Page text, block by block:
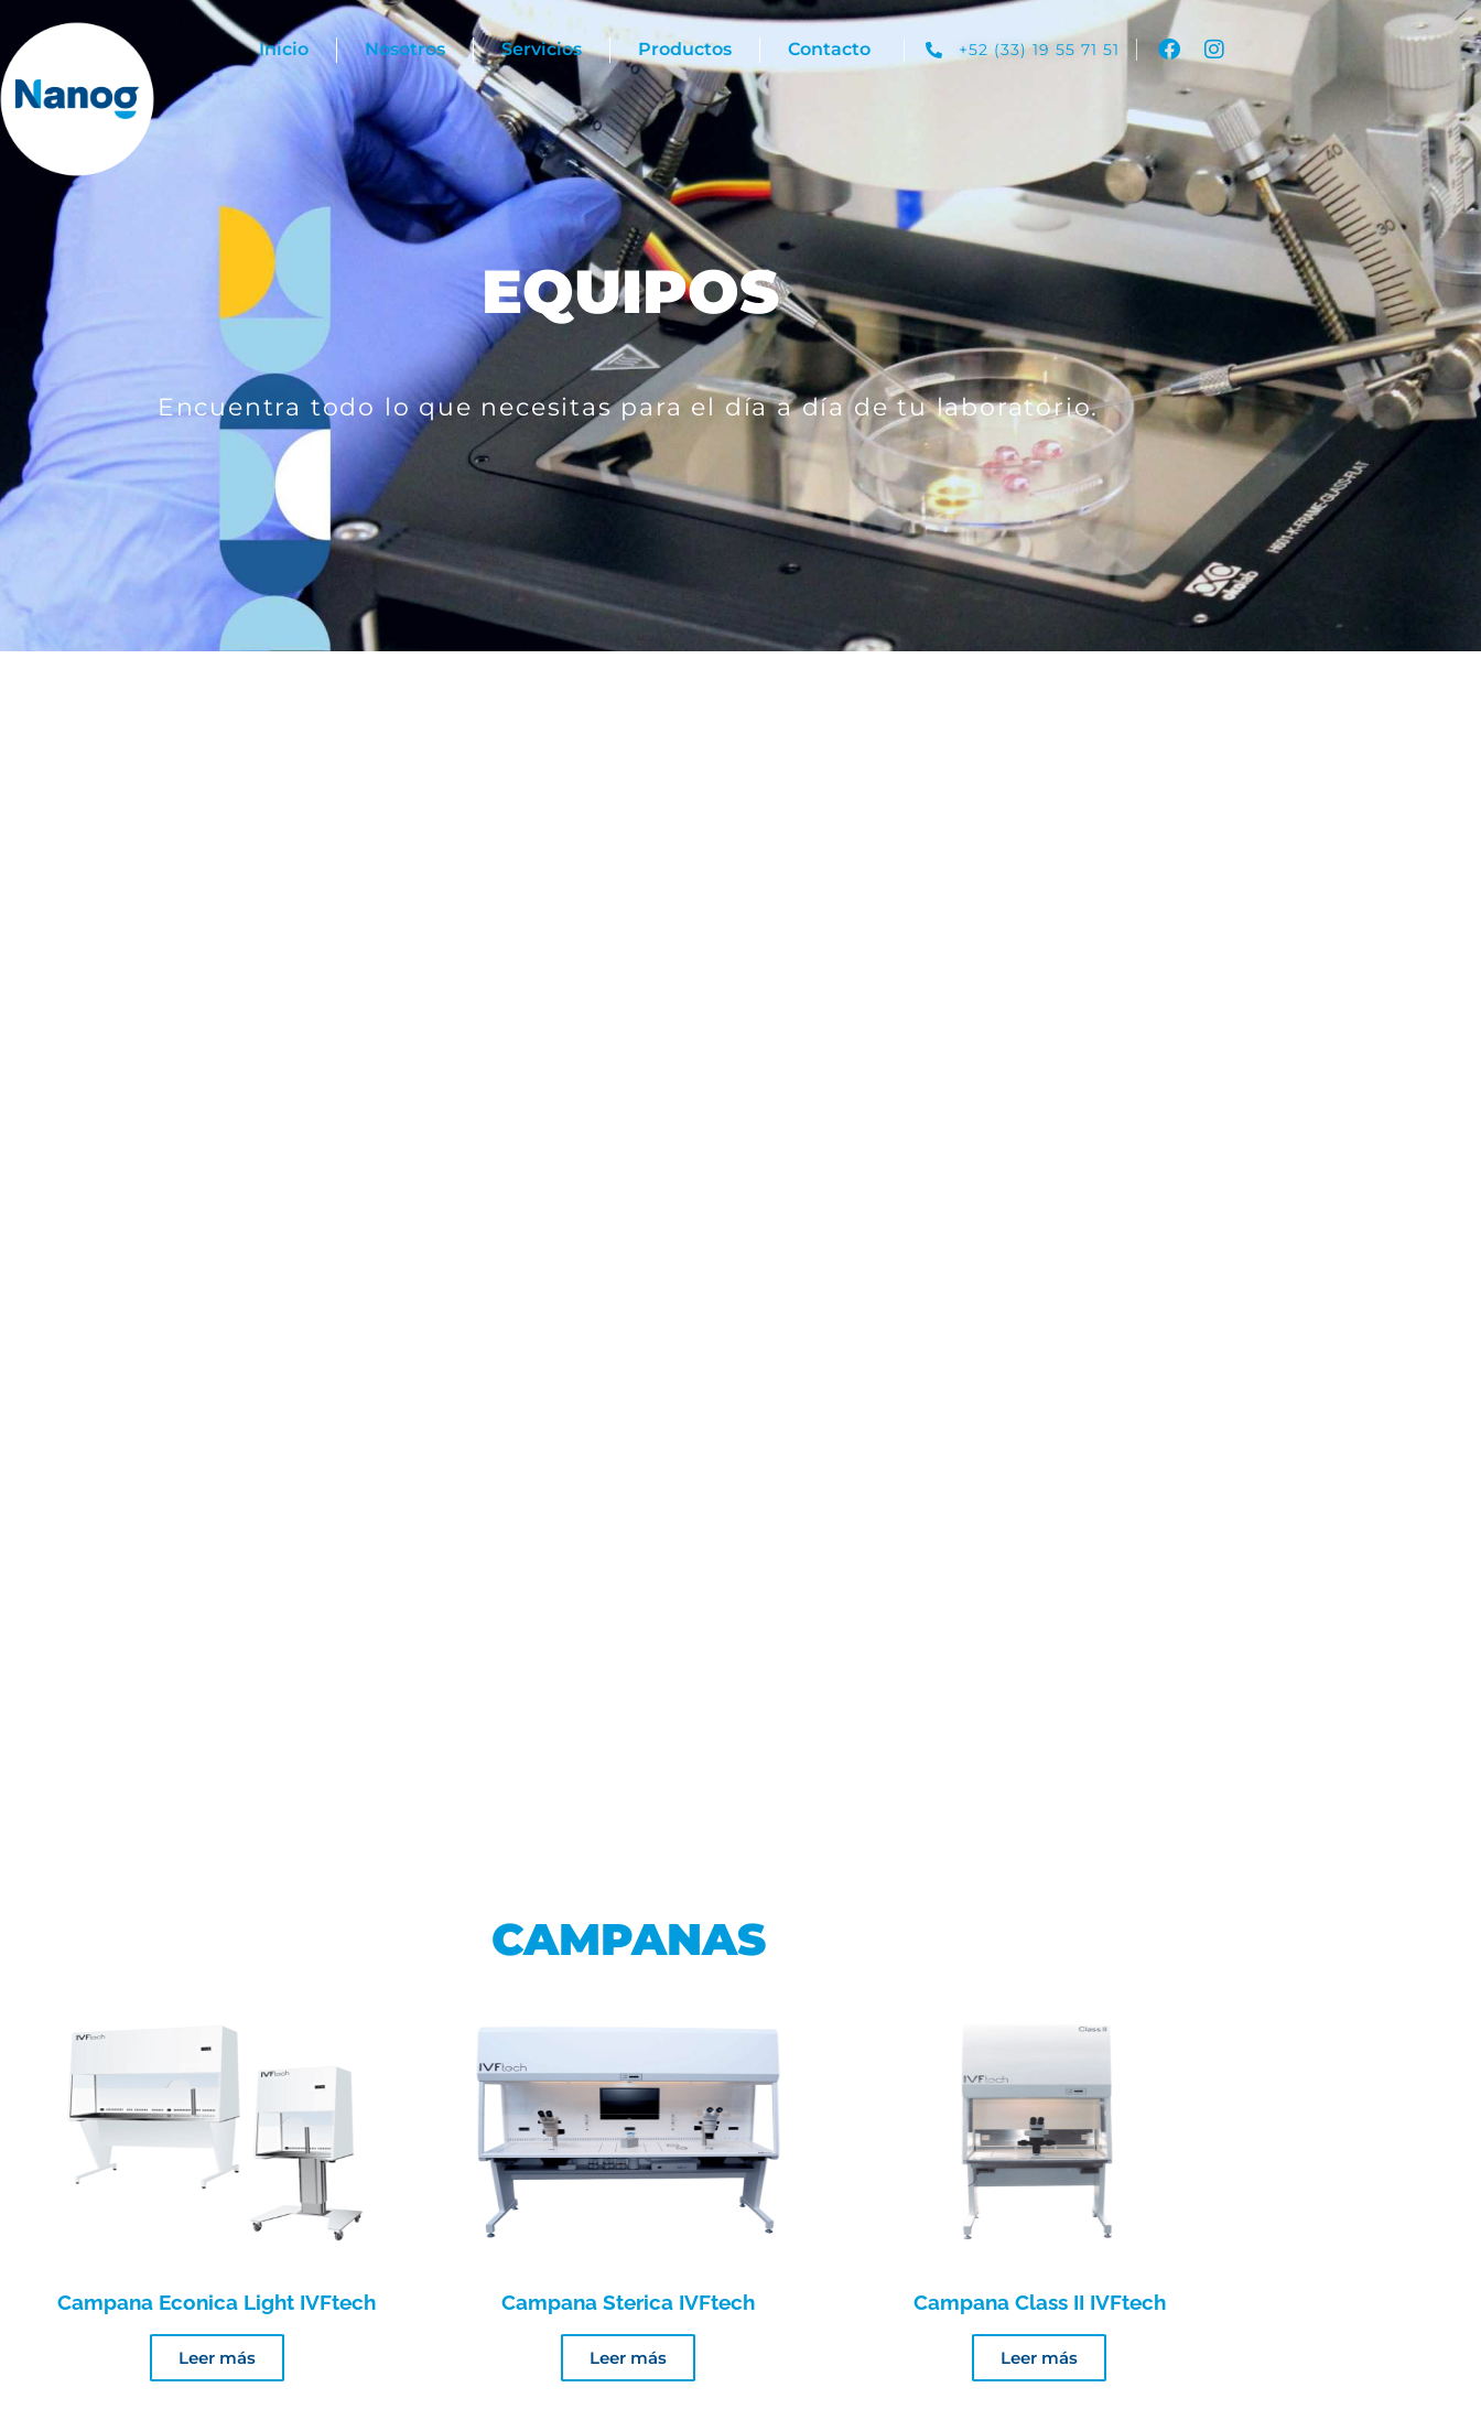
Inicio Nosotros Servicios Productos Contacto +52 (33) 19 55 71 51
EQUIPOS
Encuentra todo lo que necesitas para el día a día de tu laboratorio.
CAMPANAS
Campana Econica Light IVFtech
Leer más
Campana Sterica IVFtech
Leer más
Campana Class II IVFtech
Leer más